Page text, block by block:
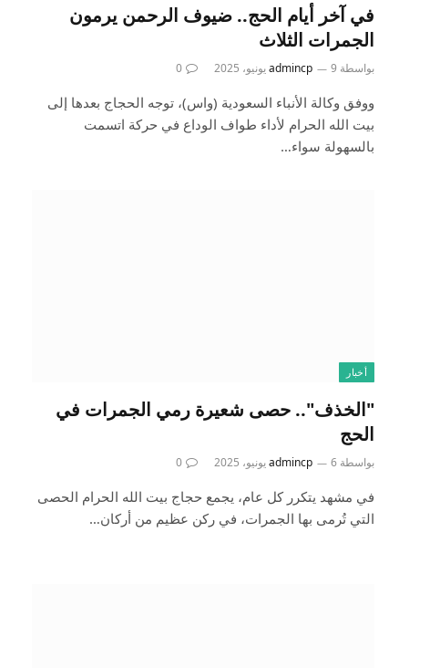
في آخر أيام الحج.. ضيوف الرحمن يرمون
الجمرات الثلاث
بواسطة admincp 9 يونيو، 2025 0
ووفق وكالة الأنباء السعودية (واس)، توجه الحجاج بعدها إلى
بيت الله الحرام لأداء طواف الوداع في حركة اتسمت
بالسهولة سواء…
أخبار
"الخذف".. حصى شعيرة رمي الجمرات في
الحج
بواسطة admincp 6 يونيو، 2025 0
في مشهد يتكرر كل عام، يجمع حجاج بيت الله الحرام الحصى
التي تُرمى بها الجمرات، في ركن عظيم من أركان…